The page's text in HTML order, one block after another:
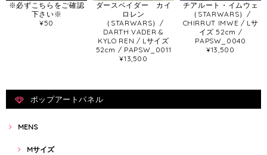
※必ずこちらをご確認
下さい※
¥50
ダースベイダー カイ
ロレン
（STARWARS）/
DARTH VADER &
KYLO REN / Lサイズ
52cm / PAPSW_0011
¥13,500
チアルート・イムウェ
（STARWARS）/
CHIRRUT IMWE / Lサ
イズ 52cm /
PAPSW_0040
¥13,500
ポップアートパネル
MENS
Mサイズ